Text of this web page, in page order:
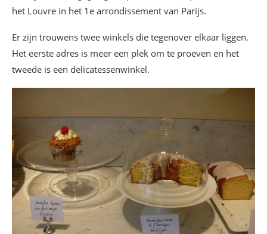
het Louvre in het 1e arrondissement van Parijs.
Er zijn trouwens twee winkels die tegenover elkaar liggen.
Het eerste adres is meer een plek om te proeven en het
tweede is een delicatessenwinkel.